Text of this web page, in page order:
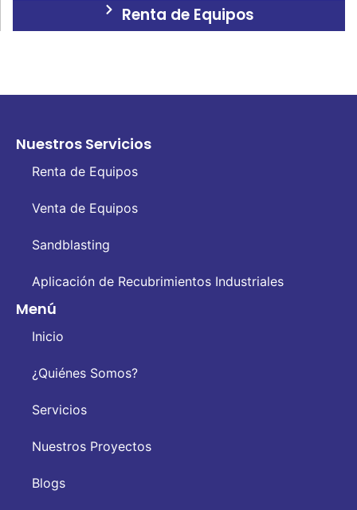
Renta de Equipos
Nuestros Servicios
Renta de Equipos
Venta de Equipos
Sandblasting
Aplicación de Recubrimientos Industriales
Menú
Inicio
¿Quiénes Somos?
Servicios
Nuestros Proyectos
Blogs